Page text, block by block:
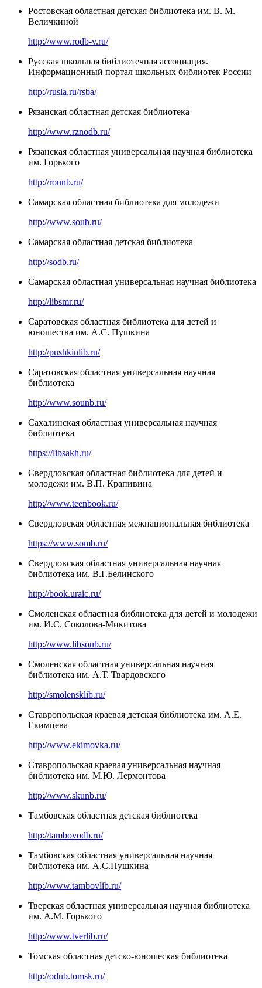
Ростовская областная детская библиотека им. В. М.
Величкиной
http://www.rodb-v.ru/
Русская школьная библиотечная ассоциация.
Информационный портал школьных библиотек России
http://rusla.ru/rsba/
Рязанская областная детская библиотека
http://www.rznodb.ru/
Рязанская областная универсальная научная библиотека
им. Горького
http://rounb.ru/
Самарская областная библиотека для молодежи
http://www.soub.ru/
Самарская областная детская библиотека
http://sodb.ru/
Самарская областная универсальная научная библиотека
http://libsmr.ru/
Саратовская областная библиотека для детей и
юношества им. А.С. Пушкина
http://pushkinlib.ru/
Саратовская областная универсальная научная
библиотека
http://www.sounb.ru/
Сахалинская областная универсальная научная
библиотека
https://libsakh.ru/
Свердловская областная библиотека для детей и
молодежи им. В.П. Крапивина
http://www.teenbook.ru/
Свердловская областная межнациональная библиотека
https://www.somb.ru/
Свердловская областная универсальная научная
библиотека им. В.Г.Белинского
http://book.uraic.ru/
Смоленская областная библиотека для детей и молодежи
им. И.С. Соколова-Микитова
http://www.libsoub.ru/
Смоленская областная универсальная научная
библиотека им. А.Т. Твардовского
http://smolensklib.ru/
Ставропольская краевая детская библиотека им. А.Е.
Екимцева
http://www.ekimovka.ru/
Ставропольская краевая универсальная научная
библиотека им. М.Ю. Лермонтова
http://www.skunb.ru/
Тамбовская областная детская библиотека
http://tambovodb.ru/
Тамбовская областная универсальная научная
библиотека им. А.С.Пушкина
http://www.tambovlib.ru/
Тверская областная универсальная научная библиотека
им. А.М. Горького
http://www.tverlib.ru/
Томская областная детско-юношеская библиотека
http://odub.tomsk.ru/